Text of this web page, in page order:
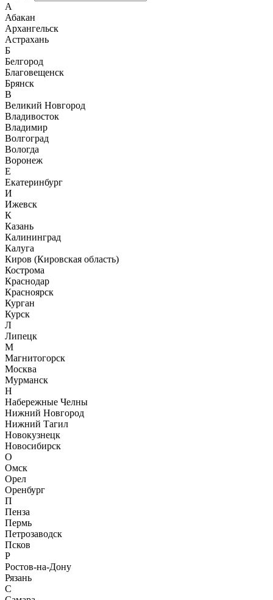
А
Абакан
Архангельск
Астрахань
Б
Белгород
Благовещенск
Брянск
В
Великий Новгород
Владивосток
Владимир
Волгоград
Вологда
Воронеж
Е
Екатеринбург
И
Ижевск
К
Казань
Калининград
Калуга
Киров (Кировская область)
Кострома
Краснодар
Красноярск
Курган
Курск
Л
Липецк
М
Магнитогорск
Москва
Мурманск
Н
Набережные Челны
Нижний Новгород
Нижний Тагил
Новокузнецк
Новосибирск
О
Омск
Орел
Оренбург
П
Пенза
Пермь
Петрозаводск
Псков
Р
Ростов-на-Дону
Рязань
С